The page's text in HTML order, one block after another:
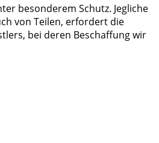
besonderem Schutz. Jegliche
von Teilen, erfordert die
bei deren Beschaffung wir